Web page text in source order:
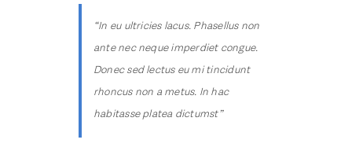
“In eu ultricies lacus. Phasellus non
ante nec neque imperdiet congue.
Donec sed lectus eu mi tincidunt
rhoncus non a metus. In hac
habitasse platea dictumst”